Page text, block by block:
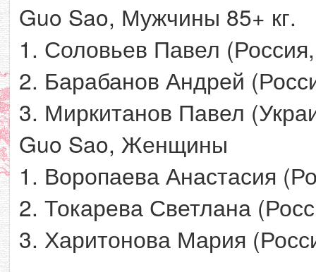
Guo Sao, Мужчины 85+ кг.
1. Соловьев Павел
2. Барабанов Андрей
3. Миркитанов Павел
Guo Sao, Женщины
1. Воропаева Анастасия
2. Токарева Светлана
3. Харитонова Мария